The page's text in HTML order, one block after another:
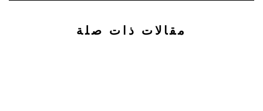
مقالات ذات صلة